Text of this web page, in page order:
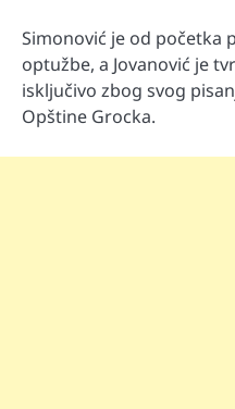
Simonović je od početka
optužbe, a Jovanović je
isključivo zbog svog
Opštine Grocka.